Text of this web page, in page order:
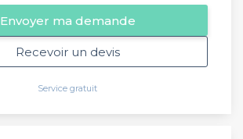
Envoyer ma demande
Recevoir un devis
Service gratuit